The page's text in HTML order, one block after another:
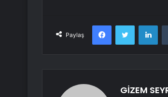
Paylaş
FacebookTwitter
GİZEM